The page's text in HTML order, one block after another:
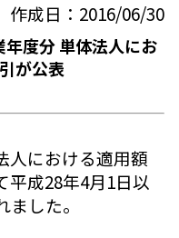
作成日：2016/06/30
度分 単体法人にお
が公表
人における適用額
平成28年4月1日以
した。